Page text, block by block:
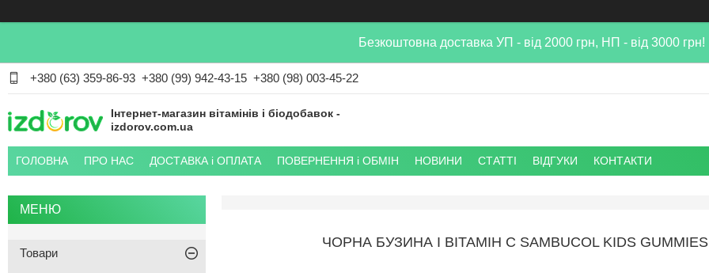
Безкоштовна доставка УП - від 2000 грн, НП - від 3000 грн!
+380 (63) 359-86-93 +380 (99) 942-43-15 +380 (98) 003-45-22
Інтернет-магазин вітамінів і біодобавок -
izdorov.com.ua
ГОЛОВНА ПРО НАС ДОСТАВКА і ОПЛАТА ПОВЕРНЕННЯ і ОБМІН НОВИНИ СТАТТІ ВІДГУКИ КОНТАКТИ
ЧОРНА БУЗИНА І ВІТАМІН С SAMBUCOL KIDS
Товари